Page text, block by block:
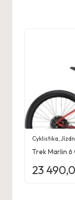
Cyklistika,
Trek Marlin 6
23